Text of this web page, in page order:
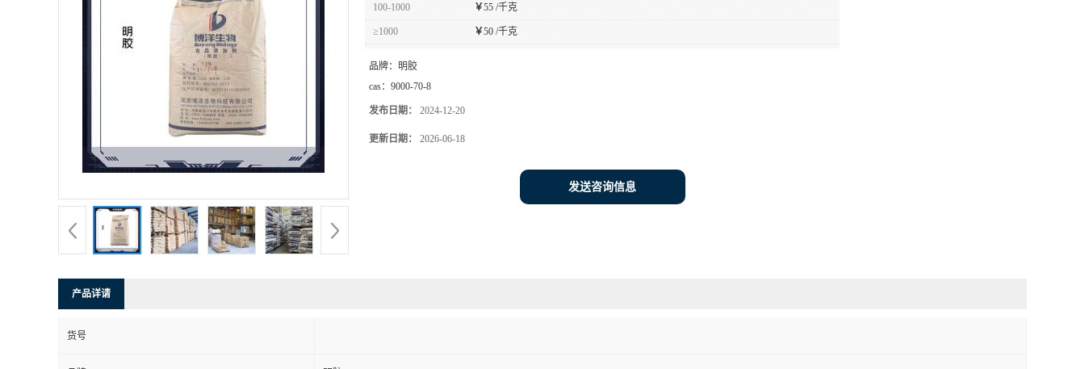
100-1000 ￥55 /千克
≥1000 ￥50 /千克
品牌： 明胶
cas： 9000-70-8
发布日期： 2024-12-20
更新日期： 2026-06-18
发送咨询信息
产品详请
货号